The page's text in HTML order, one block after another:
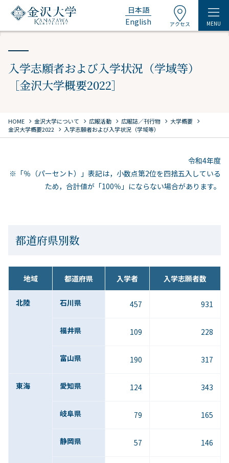
日本語
English
アクセス MENU
入学志願者および入学状況（学域等）
［金沢大学概要2022］
HOME chevron_right 金沢大学について chevron_right 広報活動 chevron_right 広報誌／刊行物 chevron_right 大学概要 chevron_right
金沢大学概要2022 chevron_right 入学志願者および入学状況（学域等）
令和4年度
※「％（パーセント）」表記は，小数点第2位を四捨五入している
ため，合計値が「100％」にならない場合があります。
都道府県別数
地域 都道府県 入学者 入学志願者数
北陸 石川県 457 931
福井県 109 228
富山県 190 317
東海 愛知県 124 343
岐阜県 79 165
静岡県 57 146